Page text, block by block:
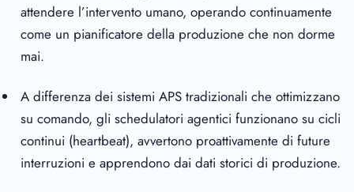
attendere l’intervento umano, operando continuamente
come un pianificatore della produzione che non dorme
mai.
A differenza dei sistemi APS tradizionali che ottimizzano
su comando, gli schedulatori agentici funzionano su cicli
continui (heartbeat), avvertono proattivamente di future
interruzioni e apprendono dai dati storici di produzione.